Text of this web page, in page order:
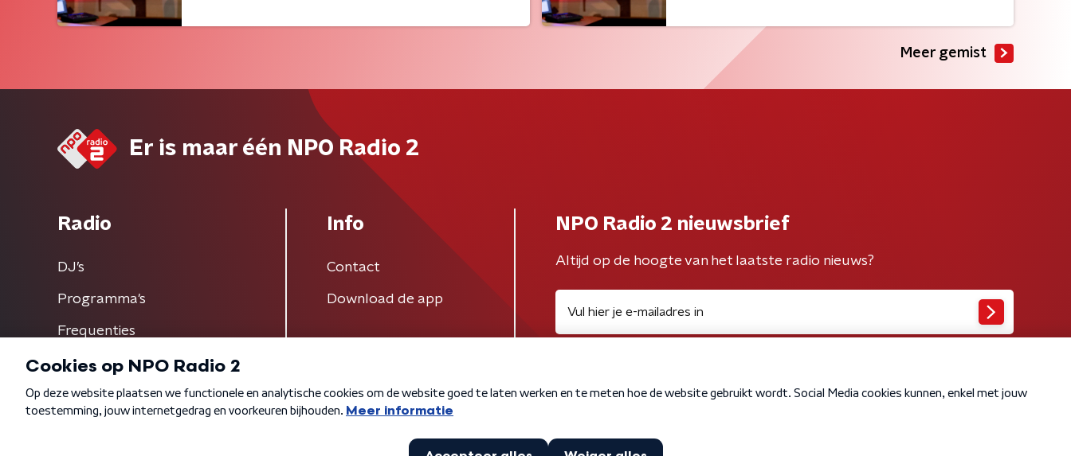
Meer gemist
Er is maar één NPO Radio 2
Radio
DJ’s
Programma's
Frequenties
Info
Contact
Download de app
NPO Radio 2 nieuwsbrief
Altijd op de hoogte van het laatste radio nieuws?
Algemene voorwaarden Privacybeleid